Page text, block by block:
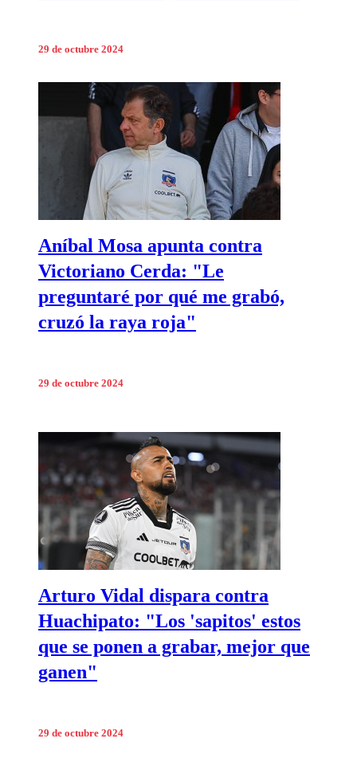
29 de octubre 2024
Aníbal Mosa apunta contra
Victoriano Cerda: "Le
preguntaré por qué me grabó,
cruzó la raya roja"
29 de octubre 2024
Arturo Vidal dispara contra
Huachipato: "Los 'sapitos' estos
que se ponen a grabar, mejor que
ganen"
29 de octubre 2024